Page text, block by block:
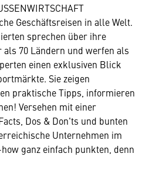
Geschäftsreisen in alle Welt.
sprechen über ihre
70 Ländern und werfen als
einen exklusiven Blick
Sie zeigen
praktische Tipps, informieren
Versehen mit einer
Dos & Don'ts und bunten
Unternehmen im
ganz einfach punkten, denn